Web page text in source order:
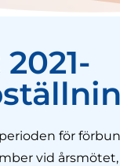
för
vid